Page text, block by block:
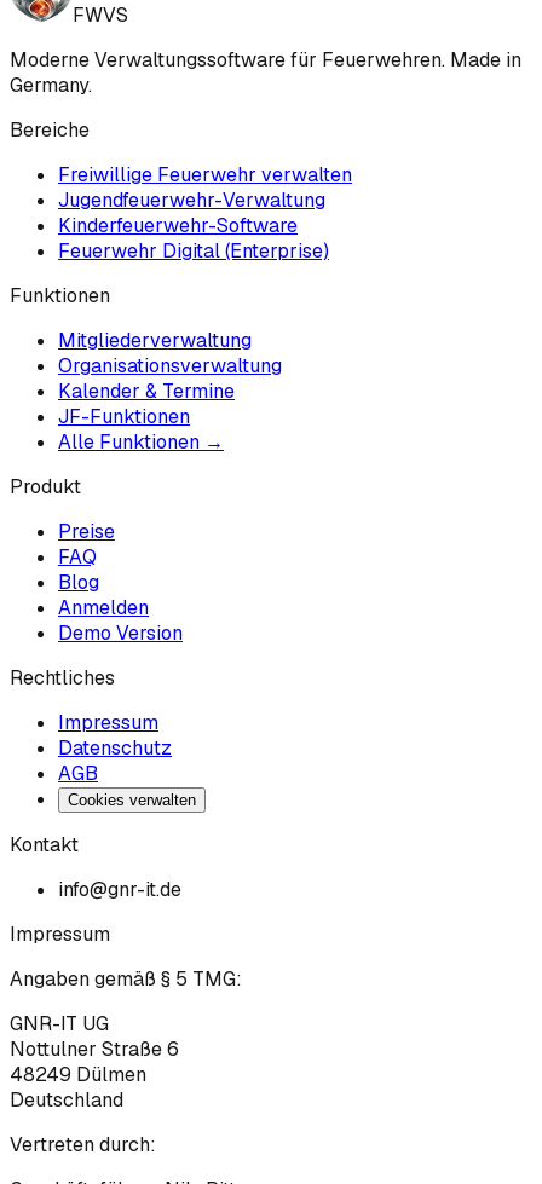
FWVS
Moderne Verwaltungssoftware für Feuerwehren. Made in
Germany.
Bereiche
Freiwillige Feuerwehr verwalten
Jugendfeuerwehr-Verwaltung
Kinderfeuerwehr-Software
Feuerwehr Digital (Enterprise)
Funktionen
Mitgliederverwaltung
Organisationsverwaltung
Kalender & Termine
JF-Funktionen
Alle Funktionen →
Produkt
Preise
FAQ
Blog
Anmelden
Demo Version
Rechtliches
Impressum
Datenschutz
AGB
Cookies verwalten
Kontakt
info@gnr-it.de
Impressum
Angaben gemäß § 5 TMG:
GNR-IT UG
Nottulner Straße 6
48249 Dülmen
Deutschland
Vertreten durch: